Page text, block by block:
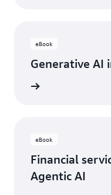
eBook
Generative AI
eBook
Financial
Agentic AI